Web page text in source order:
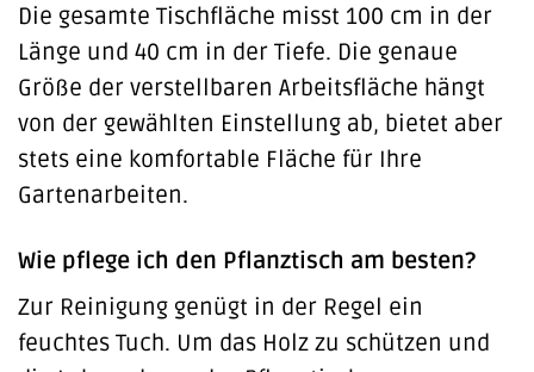
Die gesamte Tischfläche misst 100 cm in der
Länge und 40 cm in der Tiefe. Die genaue
Größe der verstellbaren Arbeitsfläche hängt
von der gewählten Einstellung ab, bietet aber
stets eine komfortable Fläche für Ihre
Gartenarbeiten.
Wie pflege ich den Pflanztisch am besten?
Zur Reinigung genügt in der Regel ein
feuchtes Tuch. Um das Holz zu schützen und